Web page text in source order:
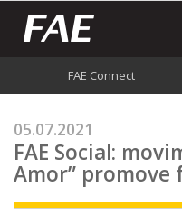
FAE Connect
05.07.2021
FAE Social:
Amor”